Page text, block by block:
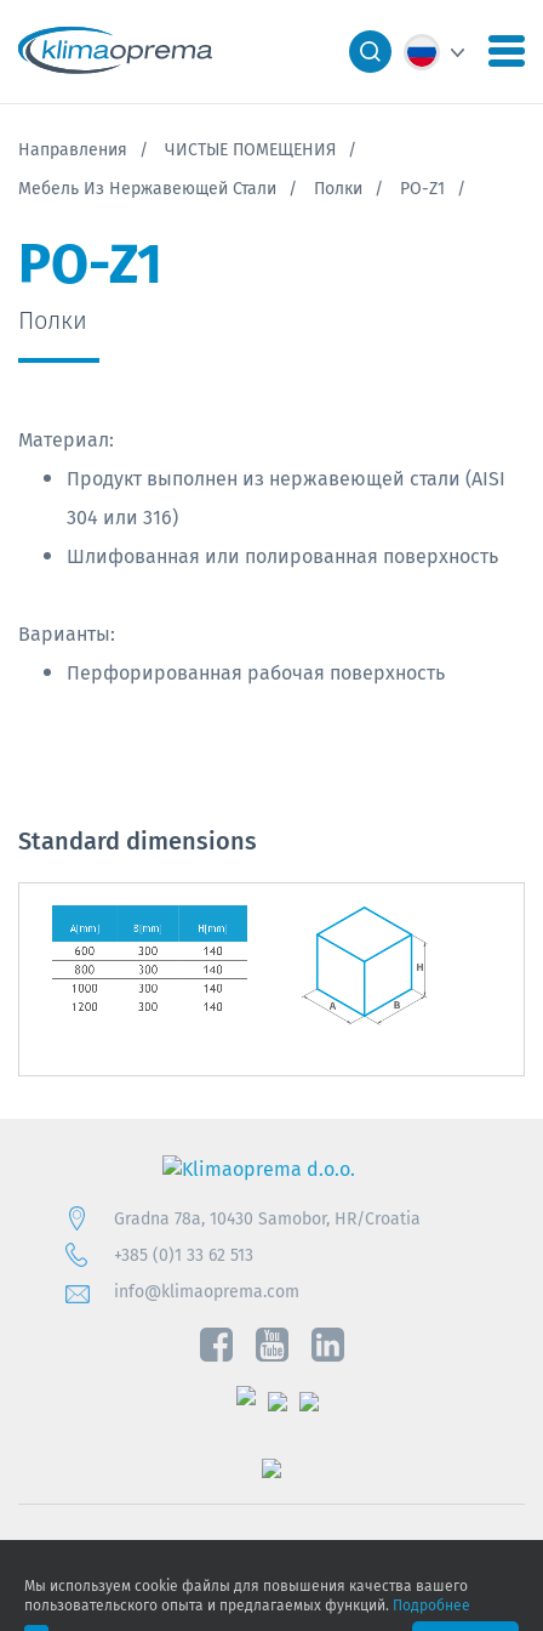
Направления
ЧИСТЫЕ ПОМЕЩЕНИЯ
Мебель Из Нержавеющей Стали
Полки PO-Z1
PO-Z1
Полки
Материал:
Продукт выполнен из нержавеющей стали (AISI
304 или 316)
Шлифованная или полированная поверхность
Варианты:
Перфорированная рабочая поверхность
Standard dimensions
Gradna 78a, 10430 Samobor, HR/Croatia
+385 (0)1 33 62 513
info@klimaoprema.com
Politika kolačića
Мы используем cookie файлы для повышения качества вашего
пользовательского опыта и предлагаемых функций. Подробнее